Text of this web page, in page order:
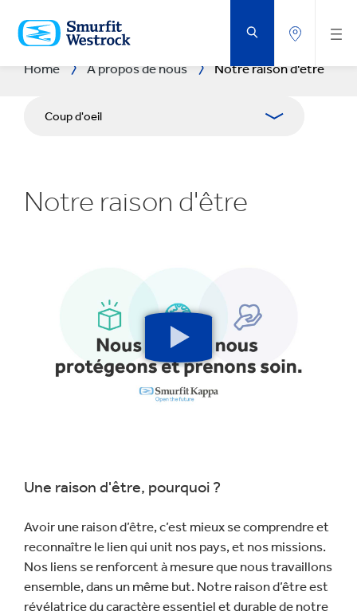
AU
CONTENU
PRINCIPAL
Home A propos de nous Notre raison d'être
Coup d'oeil
Notre raison d'être
Notre histoire
Notre raison d'être
Bouton
lecture
Une raison d'être, pourquoi ?
Avoir une raison d’être, c’est mieux se comprendre et
reconnaître le lien qui unit nos pays, et nos missions.
Nos liens se renforcent à mesure que nous travaillons
ensemble, dans un même but. Notre raison d’être est
révélatrice du caractère essentiel et durable de notre